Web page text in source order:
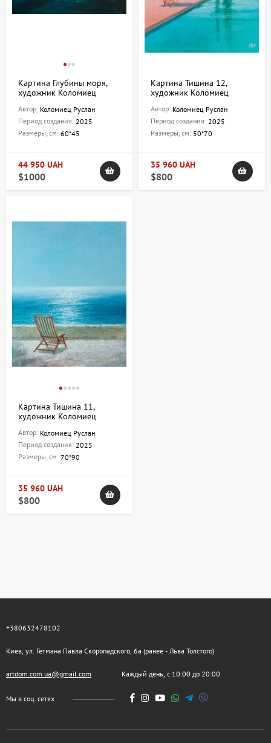
Картина Глубины моря,
художник Коломиец
Автор: Коломиец Руслан
Период создания: 2025
Размеры, см: 60*45
44 950 UAH
$1000
Картина Тишина 12,
художник Коломиец
Автор: Коломиец Руслан
Период создания: 2025
Размеры, см: 50*70
35 960 UAH
$800
Картина Тишина 11,
художник Коломиец
Автор: Коломиец Руслан
Период создания: 2025
Размеры, см: 70*90
35 960 UAH
$800
+380632478102
Киев, ул. Гетмана Павла Скоропадского, 6а (ранее - Льва Толстого)
artdom.com.ua@gmail.com Каждый день, с 10:00 до 20:00
Мы в соц. сетях